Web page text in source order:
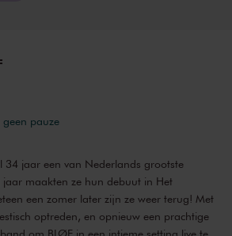
geen pauze
34 jaar een van Nederlands grootste
maakten ze hun debuut in Het
een zomer later zijn ze weer terug! Met
optreden, en opnieuw een prachtige